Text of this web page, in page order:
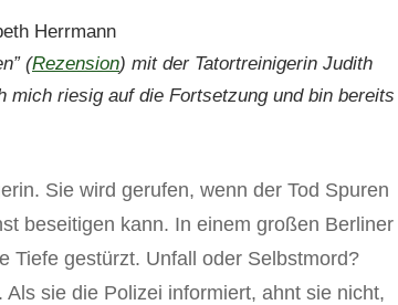
Herrmann
(Rezension) mit der Tatortreinigerin Judith
mich riesig auf die Fortsetzung und bin bereits
Sie wird gerufen, wenn der Tod Spuren
beseitigen kann. In einem großen Berliner
Tiefe gestürzt. Unfall oder Selbstmord?
sie die Polizei informiert, ahnt sie nicht,